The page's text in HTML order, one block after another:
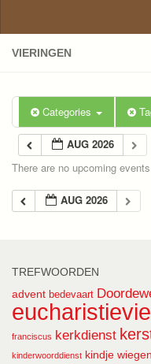
VIERINGEN
Categories
AUG 2026
There are no upcoming
AUG 2026
TREFWOORDEN
advent bedevaart
franciscus kerkdienst
kinderwoorddienst kindje wiegen